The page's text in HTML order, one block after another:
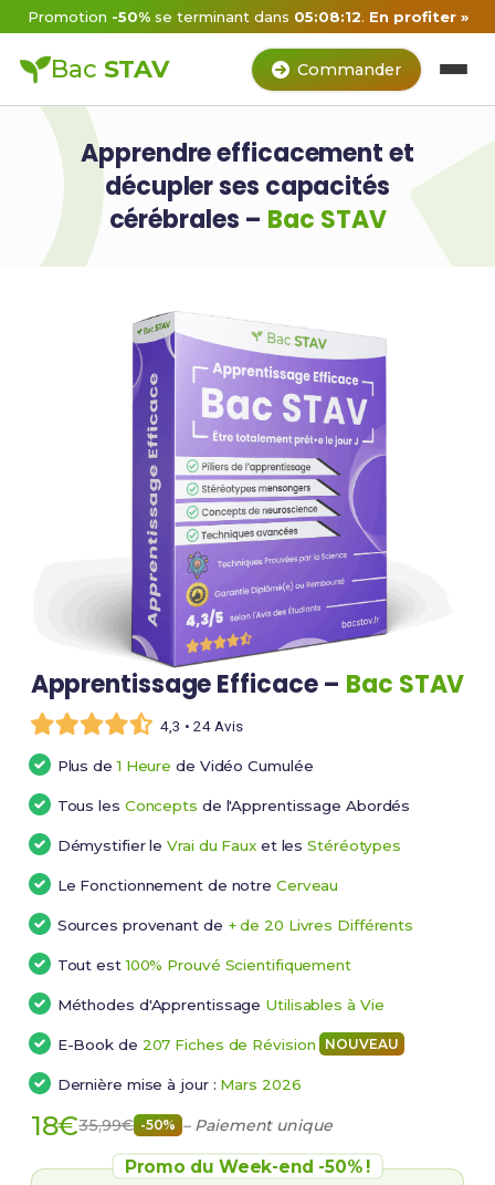
Promotion -50%se terminant dans 05:08:12. En profiter »
Bac STAV Commander
Apprendre efficacement et
décupler ses capacités
cérébrales – Bac STAV
Apprentissage Efficace – Bac STAV
4,3 • 24 Avis
Plus de1 Heure de Vidéo Cumulée
Tous les Concepts de l'Apprentissage Abordés
Démystifier leVrai du Fauxet lesStéréotypes
Le Fonctionnement de notre Cerveau
Sources provenant de + de 20 Livres Différents
Tout est100% Prouvé Scientifiquement
Méthodes d'Apprentissage Utilisables à Vie
E-Book de 207 Fiches de Révision NOUVEAU
Dernière mise à jour : Mars 2026
18€35,99€ -50% – Paiement unique
Promo du Week-end -50% !